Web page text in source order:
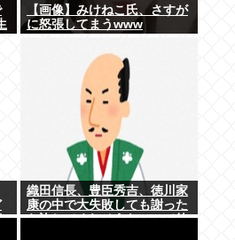
【画像】みけねこ氏、さすが
に怒張してまうwww
織田信長、豊臣秀吉、徳川家
康の中で大失敗しても謝った
ら許してくれそうなのって徳